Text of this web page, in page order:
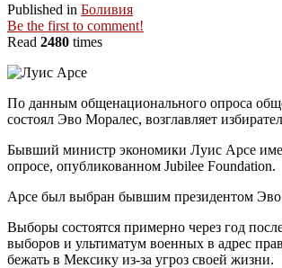
Published in Боливия
Be the first to comment!
Read 2480 times
По данным общенационального опроса
состоял Эво Моралес, возглавляет
Бывший министр экономики Луис Арсе
опросе, опубликованном Jubilee Foundation.
Арсе был выбран бывшим президентом Эво
Выборы состоятся примерно через год
выборов и ультиматум военных в адрес
бежать в Мексику из-за угроз своей жизни.